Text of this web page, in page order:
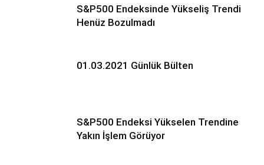
S&P500 Endeksinde Yükseliş Trendi
Henüz Bozulmadı
01.03.2021 Günlük Bülten
S&P500 Endeksi Yükselen Trendine
Yakın İşlem Görüyor